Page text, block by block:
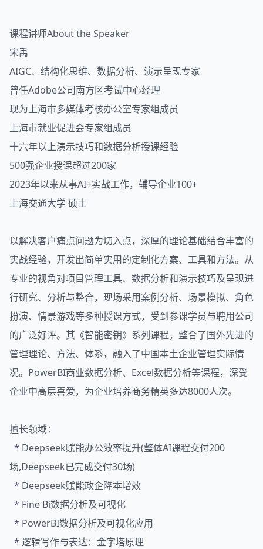
课程讲师About the Speaker
宋禹
AIGC、结构化思维、数据分析、演示呈现专家
曾任Adobe公司南方区考试中心经理
现为上海市多媒体考核办公室专家组成员
上海市就业促进会专家组成员
十六年以上演示技巧和数据分析授课经验
500强企业授课超过200家
2023年以来从事AI+实战工作，辅导企业100+
上海交通大学 硕士
以解决客户痛点问题为切入点，深厚的理论基础结合丰富的
实战经验，开发出简单实用的定制化方案、工具和方法。从
专业的视角对项目管理工具、数据分析和演示技巧及呈现进
行研究、分析与整合，现场采用案例分析、场景模拟、角色
扮演、情景游戏等多种授课方式，受到参课学员与聘用公司
的广泛好评。其《智能密钥》系列课程，整合了国外先进的
管理理论、方法、体系，融入了中国本土企业管理实际情
况。PowerBI商业数据分析、Excel数据分析等课程，深受
企业中高层喜爱，为企业培养商务精英多达8000人次。
擅长领域：
* Deepseek赋能办公效率提升(整体AI课程交付200
场,Deepseek已完成交付30场)
* Deepseek赋能政企降本增效
* Fine Bi数据分析及可视化
* PowerBI数据分析及可视化应用
* 逻辑写作与表达：金字塔原理